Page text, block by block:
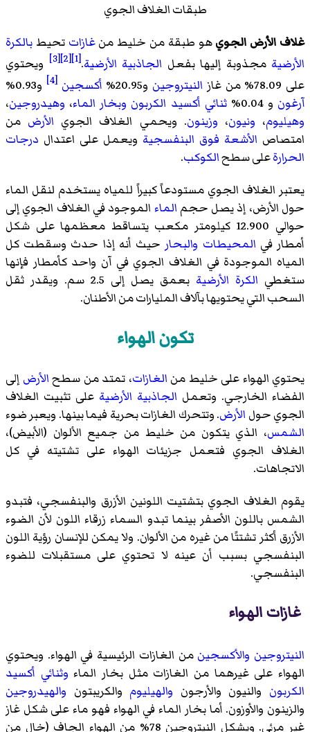
طبقات الغلاف الجوي
غلاف الأرض الجويهو طبقة من خليط منغازات تحيط بالكرة
الأرضية مجذوبة إليها بفعل الجاذبية الأرضية.
[1]
[2]
[3]
ويحتوي
على 78.09% من غاز
النيتروجين و20.95% أكسجين [4]
و0.93%
آرغون و 0.04% ثنائي أكسيد الكربون وبخار الماء، وهيدروجين،
وهيليوم، ونيون، وزينون. ويحمي الغلاف الجوي الأرض من
امتصاص الأشعة فوق البنفسجية ويعمل على اعتدال درجات
الحرارةعلى سطحالكوكب.
يعتبر الغلاف الجوي مستودعاً كبيراً للمياه يستخدم لنقل الماء
حول الأرض، إذ يصل حجم الماء الموجود في الغلاف الجوي إلى
حوالي 12.900 كيلومتر مكعب يتساقط معظمها على شكل
أمطار في المحيطات والبحار حيث أنه إذا حدث وسقطت كل
المياه الموجودة في الغلاف الجوي في آن واحد كأمطار فإنها
ستغطي الكرة الأرضية
بعمق يصل إلى 2.5 سم. ويقدر ثقل
السحب التي يحتويها بآلاف المليارات من الأطنان.
تكون الهواء
يحتوي الهواء على خليط من الغازات، تمتد من سطحالأرض إلى
الفضاء الخارجي. وتعمل الجاذبية الأرضية على تثبيت الغلاف
الجوي حول الأرض. وتتحرك الغازات بحرية فيما بينها. ويعبر ضوء
الشمس، الذي يتكون من خليط من جميع الألوان (الأبيض)،
الغلاف الجوي فتعمل جزيئات الهواء على تشتيته في كل
الاتجاهات.
يقوم الغلاف الجوي بتشتيت اللونين الأزرق والبنفسجي، فتبدو
الشمس باللون الأصفر بينما تبدو السماء زرقاء اللون لأن الضوء
الأزرق أكثر تشتتًا من غيره من الألوان. ولا يمكن للإنسان رؤية اللون
البنفسجي بسبب أن عينه لا تحتوي على مستقبلات للضوء
البنفسجي.
غازات الهواء
النيتروجين والأكسجين من الغازات الرئيسية في الهواء. ويحتوي
الهواء على غيرهما من الغازات مثل بخار الماء وثنائي أكسيد
الكربون والنيون والأرجون والهيليوم والكريبتون والهيدروجين
والزينون والأوزون. أما بخار الماء في الهواء فهو ماء على شكل غاز
غير مرئي. ويشكل النيتروجين 78% من الهواء الجاف (خالٍ من